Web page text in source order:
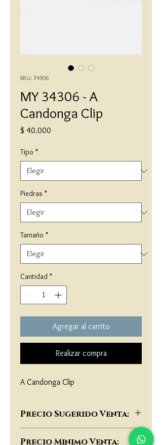
SKU: 34306
MY 34306 - A
Candonga Clip
$ 40.000
Tipo *
Piedras *
Tamaño *
Cantidad *
Agregar al carrito
Realizar compra
A Candonga Clip
Precio Sugerido Venta:
Precio Minimo Venta: